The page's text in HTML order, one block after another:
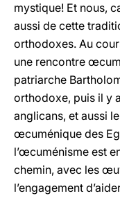
mystique! Et nous,
aussi de cette
orthodoxes. Au
une rencontre
patriarche
orthodoxe, puis il y
anglicans, et aussi
œcuménique des
l’œcuménisme est
chemin, avec les
l’engagement